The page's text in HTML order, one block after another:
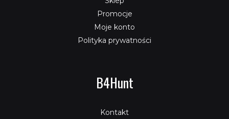
Promocje
Moje konto
Polityka prywatności
B4Hunt
Kontakt